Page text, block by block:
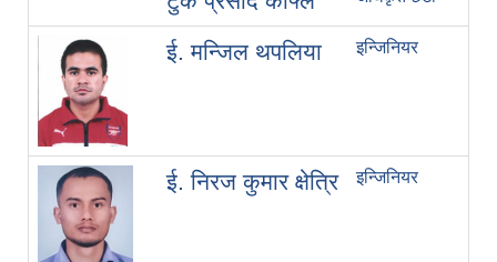
ई. मन्जिल थपलिया इन्जिनियर
ई. निरज कुमार क्षेत्रि इन्जिनियर